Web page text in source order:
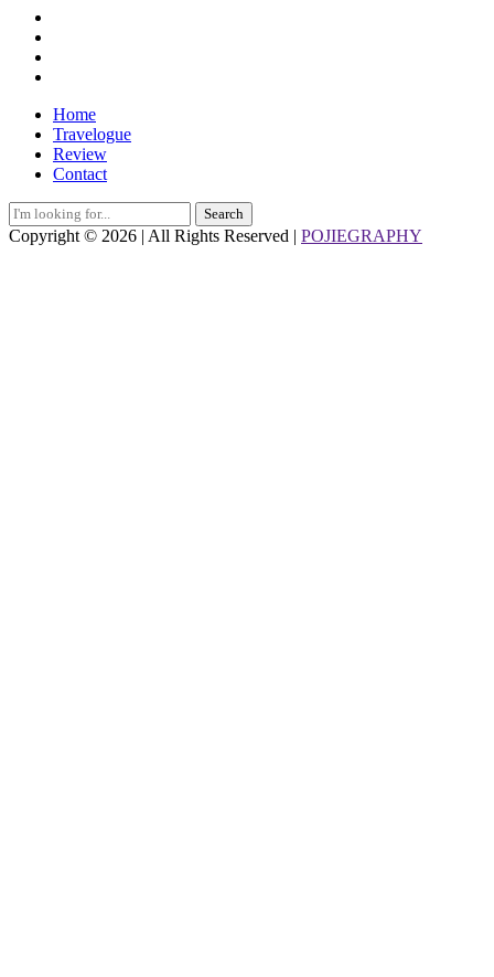
Home
Travelogue
Review
Contact
Search
for:
Copyright © 2026 | All Rights Reserved | POJIEGRAPHY